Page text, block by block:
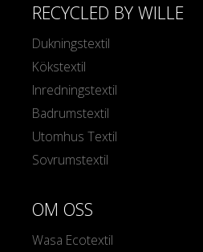
RECYCLED BY WILLE
Dukningstextil
Kökstextil
Inredningstextil
Badrumstextil
Utomhus Textil
Sovrumstextil
OM OSS
Wasa Ecotextil